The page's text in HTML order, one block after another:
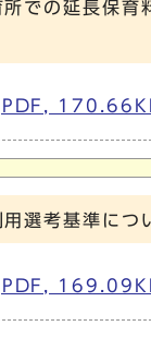
での延長保育
選考基準につ